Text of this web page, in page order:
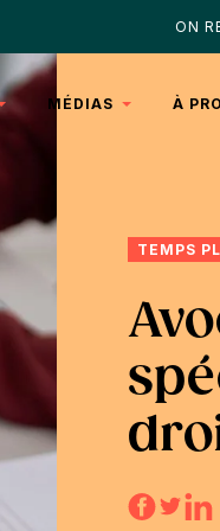
ON
MÉDIAS
ARTICLES
À
TEMPS